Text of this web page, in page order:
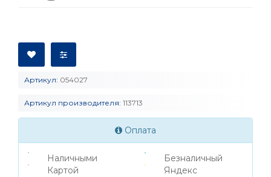
Артикул: 054027
Артикул производителя: 113713
Оплата
Наличными
Картой
Безналичный
Яндекс